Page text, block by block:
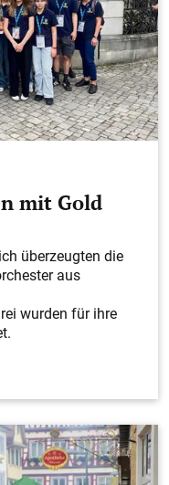
mit Gold
überzeugten die
aus
wurden für ihre